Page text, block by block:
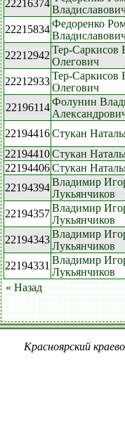
22216374
22215834Федоренко
22212942 Тер-Саркисов
Олегович
22212933Тер-Саркисов
Олегович
22196114 Фолунин
22194416Стукан
22194410Стукан
22194406Стукан
22194394Владимир
Лукьянчиков
22194357Владимир
Лукьянчиков
22194343Владимир
Лукьянчиков
22194331 Владимир
Лукьянчиков
« Назад
Красноярский